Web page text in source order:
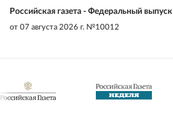
Российская газета - Федеральный выпуск
от 07 августа 2026 г. №10012